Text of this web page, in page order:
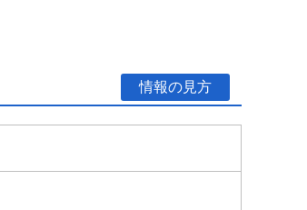
情報の見方